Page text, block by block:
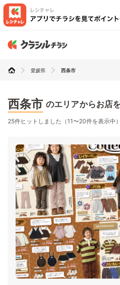
愛媛県 西条市
西条市 のエリアからお店
25件ヒットしました（11〜20件を表示中）